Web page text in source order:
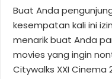
Buat Anda pengunjung
kesempatan kali ini
menarik buat Anda
movies yang ingin
Citywalks XXI Cinema